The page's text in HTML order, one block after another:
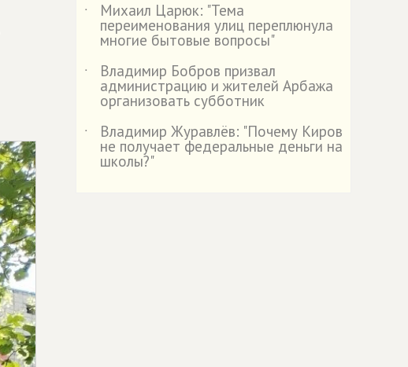
˙
Михаил Царюк: "Тема
переименования улиц переплюнула
многие бытовые вопросы"
˙
Владимир Бобров призвал
администрацию и жителей Арбажа
организовать субботник
˙
Владимир Журавлёв: "Почему Киров
не получает федеральные деньги на
школы?"